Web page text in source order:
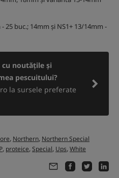
25 buc.; 14mm și NS1+ 13/14mm -
noutățile și
pescuitului?
la sursele preferate
, Northern, Northern Special
, proteice,Special, Ups,White